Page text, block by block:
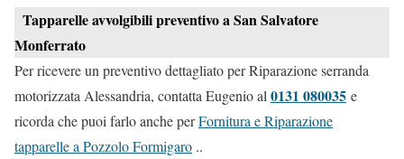
Tapparelle avvolgibili preventivo a San Salvatore
Monferrato
Per ricevere un preventivo dettagliato per Riparazione serranda
motorizzata Alessandria, contatta Eugenio al 0131 080035 e
ricorda che puoi farlo anche perFornitura e Riparazione
tapparelle a Pozzolo Formigaro ..